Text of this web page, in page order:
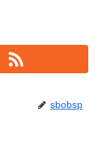
sbobsp